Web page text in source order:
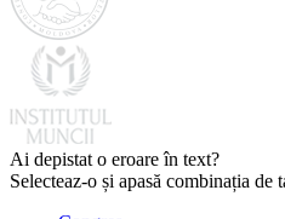
Ai depistat o eroare în text?
Selecteaz-o și apasă combinația